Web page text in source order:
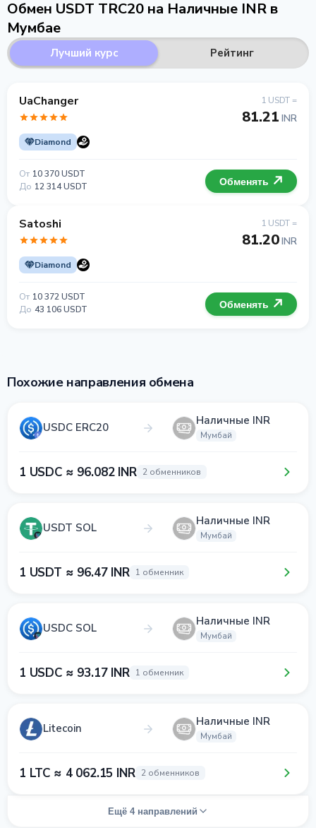
Обмен USDT TRC20 на Наличные INR в
Мумбае
Лучший курс Рейтинг
UaChanger
Diamond
1 USDT =
81.21 INR
От 10 370 USDT
До 12 314 USDT Обменять
Satoshi
Diamond
1 USDT =
81.20INR
От 10 372 USDT
До 43 106 USDT Обменять
Похожие направления обмена
USDC ERC20 Наличные INR
Мумбай
1 USDC ≈ 96.082 INR 2 обменников
USDT SOL Наличные INR
Мумбай
1 USDT ≈ 96.47 INR 1 обменник
USDC SOL Наличные INR
Мумбай
1 USDC ≈ 93.17 INR 1 обменник
Litecoin Наличные INR
Мумбай
1 LTC ≈ 4 062.15 INR 2 обменников
Ещё 4 направлений